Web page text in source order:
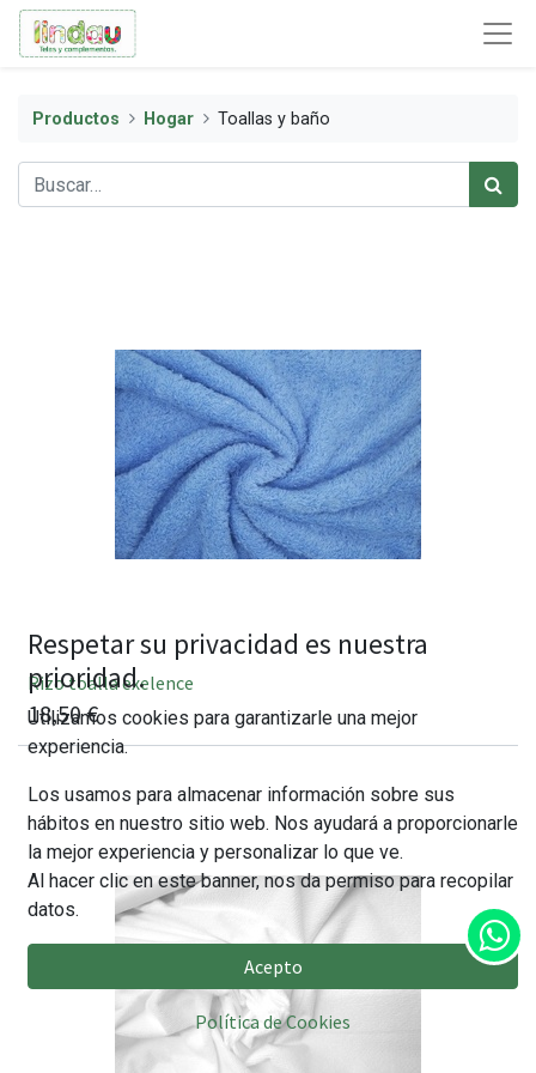
Productos Hogar Toallas y baño
Rizo toalla exelence
18,50€
Respetar su privacidad es nuestra
prioridad.
Utilizamos cookies para garantizarle una mejor
experiencia.
Los usamos para almacenar información sobre sus
hábitos en nuestro sitio web. Nos ayudará a proporcionarle
la mejor experiencia y personalizar lo que ve.
Al hacer clic en este banner, nos da permiso para recopilar
datos.
Acepto
Política de Cookies